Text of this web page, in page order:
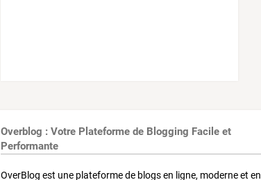
Overblog : Votre Plateforme de Blogging Facile et
Performante
OverBlog est une plateforme de blogs en ligne, moderne et en